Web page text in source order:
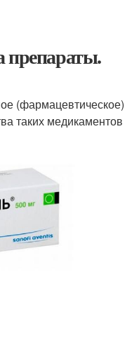
препараты.
(фармацевтическое)
таких медикаментов